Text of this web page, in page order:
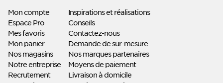
Mon compte
Espace Pro
Mes favoris
Mon panier
Nos magasins
Notre entreprise
Recrutement
Inspirations et réalisations
Conseils
Contactez-nous
Demande de sur-mesure
Nos marques partenaires
Moyens de paiement
Livraison à domicile